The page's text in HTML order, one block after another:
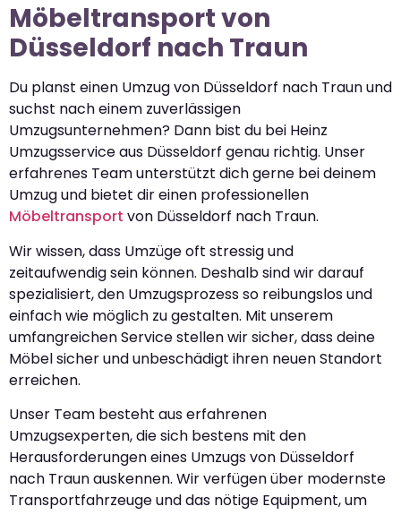
Möbeltransport von
Düsseldorf nach Traun
Du planst einen Umzug von Düsseldorf nach Traun und
suchst nach einem zuverlässigen
Umzugsunternehmen? Dann bist du bei Heinz
Umzugsservice aus Düsseldorf genau richtig. Unser
erfahrenes Team unterstützt dich gerne bei deinem
Umzug und bietet dir einen professionellen
Möbeltransport von Düsseldorf nach Traun.
Wir wissen, dass Umzüge oft stressig und
zeitaufwendig sein können. Deshalb sind wir darauf
spezialisiert, den Umzugsprozess so reibungslos und
einfach wie möglich zu gestalten. Mit unserem
umfangreichen Service stellen wir sicher, dass deine
Möbel sicher und unbeschädigt ihren neuen Standort
erreichen.
Unser Team besteht aus erfahrenen
Umzugsexperten, die sich bestens mit den
Herausforderungen eines Umzugs von Düsseldorf
nach Traun auskennen. Wir verfügen über modernste
Transportfahrzeuge und das nötige Equipment, um